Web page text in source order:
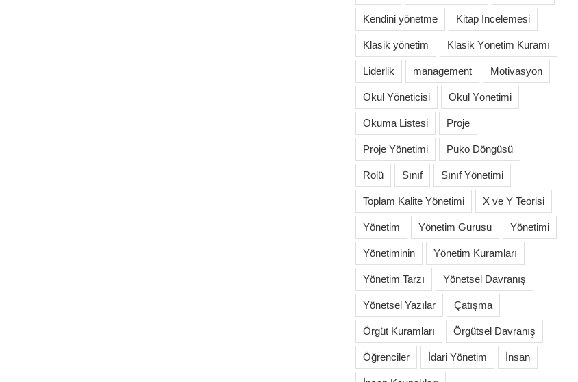
Kendini yönetme Kitap İncelemesi
Klasik yönetim Klasik Yönetim Kuramı
Liderlik management Motivasyon
Okul Yöneticisi Okul Yönetimi
Okuma Listesi Proje
Proje Yönetimi Puko Döngüsü
Rolü Sınıf Sınıf Yönetimi
Toplam Kalite Yönetimi X ve Y Teorisi
Yönetim Yönetim Gurusu Yönetimi
Yönetiminin Yönetim Kuramları
Yönetim Tarzı Yönetsel Davranış
Yönetsel Yazılar Çatışma
Örgüt Kuramları Örgütsel Davranış
Öğrenciler İdari Yönetim İnsan